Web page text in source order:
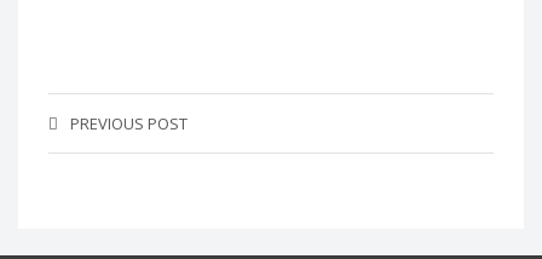
PREVIOUS POST